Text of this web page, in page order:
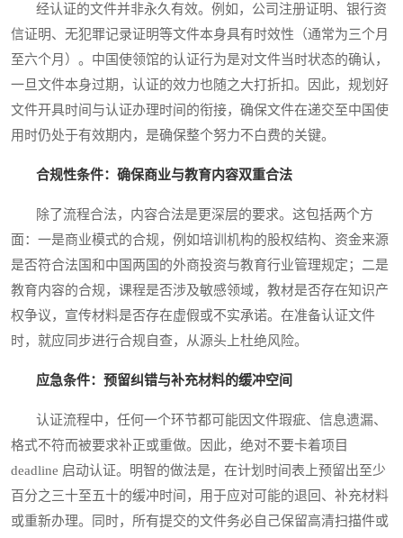
经认证的文件并非永久有效。例如，公司注册证明、银行资
信证明、无犯罪记录证明等文件本身具有时效性（通常为三个月
至六个月）。中国使领馆的认证行为是对文件当时状态的确认，
一旦文件本身过期，认证的效力也随之大打折扣。因此，规划好
文件开具时间与认证办理时间的衔接，确保文件在递交至中国使
用时仍处于有效期内，是确保整个努力不白费的关键。
合规性条件：确保商业与教育内容双重合法
除了流程合法，内容合法是更深层的要求。这包括两个方
面：一是商业模式的合规，例如培训机构的股权结构、资金来源
是否符合法国和中国两国的外商投资与教育行业管理规定；二是
教育内容的合规，课程是否涉及敏感领域，教材是否存在知识产
权争议，宣传材料是否存在虚假或不实承诺。在准备认证文件
时，就应同步进行合规自查，从源头上杜绝风险。
应急条件：预留纠错与补充材料的缓冲空间
认证流程中，任何一个环节都可能因文件瑕疵、信息遗漏、
格式不符而被要求补正或重做。因此，绝对不要卡着项目
deadline 启动认证。明智的做法是，在计划时间表上预留出至少
百分之三十至五十的缓冲时间，用于应对可能的退回、补充材料
或重新办理。同时，所有提交的文件务必自己保留高清扫描件或